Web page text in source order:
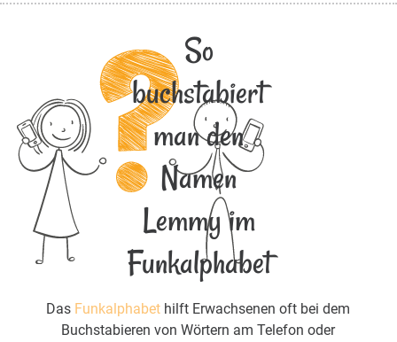
So
buchstabiert
man den
Namen
Lemmy im
Funkalphabet
Das Funkalphabet hilft Erwachsenen oft bei dem
Buchstabieren von Wörtern am Telefon oder